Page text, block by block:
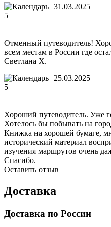
31.03.2025
5
Отменный путеводитель!
всем местам в России где
Светлана Х.
25.03.2025
5
Хороший путеводитель. Уже
Хотелось бы побывать на
Книжка на хорошей бумаге,
исторический материал
изучения маршрутов очень
Спасибо.
Оставить отзыв
Доставка
Доставка по России